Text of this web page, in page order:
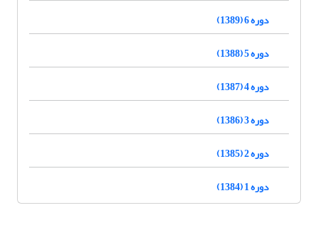
دوره 6 (1389)
دوره 5 (1388)
دوره 4 (1387)
دوره 3 (1386)
دوره 2 (1385)
دوره 1 (1384)